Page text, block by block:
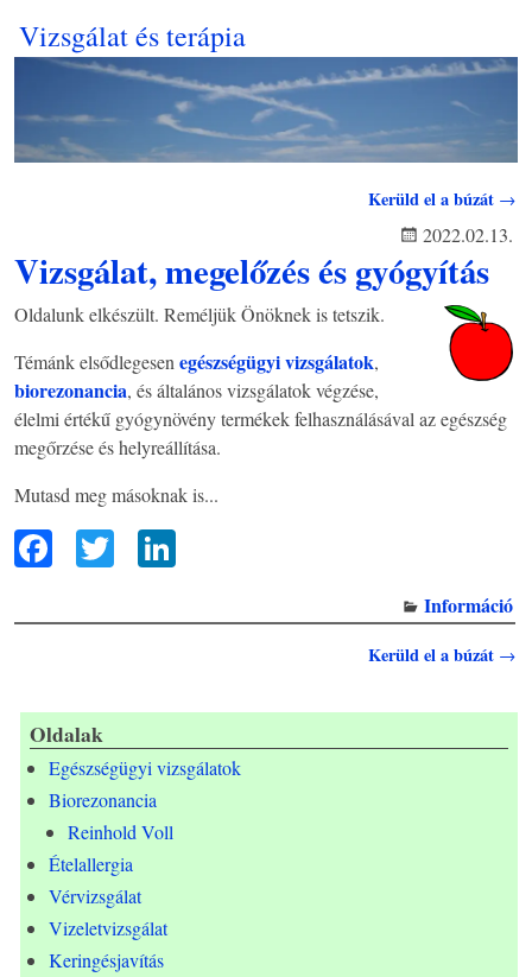
Vizsgálat és terápia
Kerüld el a búzát →
2022.02.13.
Vizsgálat, megelőzés és gyógyítás
Oldalunk elkészült. Reméljük Önöknek is tetszik.
Témánk elsődlegesenegészségügyi vizsgálatok,
biorezonancia, és általános vizsgálatok végzése,
élelmi értékű gyógynövény termékek felhasználásával az egészség
megőrzése és helyreállítása.
Mutasd meg másoknak is...
ac
eb
k
T
wi
tt ke
n
Információ
Kerüld el a búzát →
Oldalak
Egészségügyi vizsgálatok
Biorezonancia
Reinhold Voll
Ételallergia
Vérvizsgálat
Vizeletvizsgálat
Keringésjavítás